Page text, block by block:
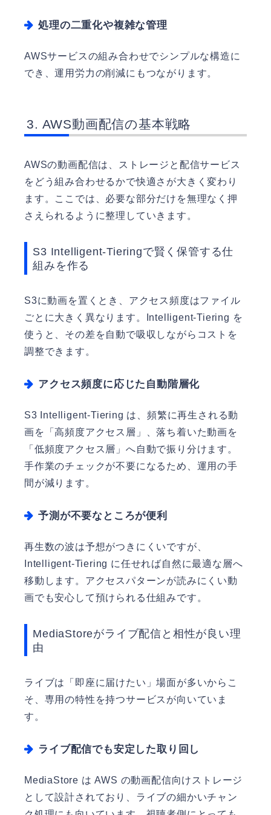
処理の二重化や複雑な管理
AWSサービスの組み合わせでシンプルな構造に
でき、運用労力の削減にもつながります。
AWS動画配信の基本戦略
AWSの動画配信は、ストレージと配信サービス
をどう組み合わせるかで快適さが大きく変わり
ます。ここでは、必要な部分だけを無理なく押
さえられるように整理していきます。
S3 Intelligent-Tieringで賢く保管する仕
組みを作る
S3に動画を置くとき、アクセス頻度はファイル
ごとに大きく異なります。Intelligent-Tiering を
使うと、その差を自動で吸収しながらコストを
調整できます。
アクセス頻度に応じた自動階層化
S3 Intelligent-Tiering は、頻繁に再生される動
画を「高頻度アクセス層」、落ち着いた動画を
「低頻度アクセス層」へ自動で振り分けます。
手作業のチェックが不要になるため、運用の手
間が減ります。
予測が不要なところが便利
再生数の波は予想がつきにくいですが、
Intelligent-Tiering に任せれば自然に最適な層へ
移動します。アクセスパターンが読みにくい動
画でも安心して預けられる仕組みです。
MediaStoreがライブ配信と相性が良い理
由
ライブは「即座に届けたい」場面が多いからこ
そ、専用の特性を持つサービスが向いていま
す。
ライブ配信でも安定した取り回し
MediaStore は AWS の動画配信向けストレージ
として設計されており、ライブの細かいチャン